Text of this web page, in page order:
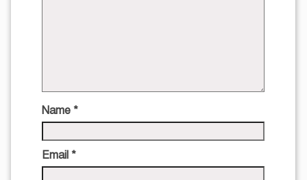
Name *
Email *